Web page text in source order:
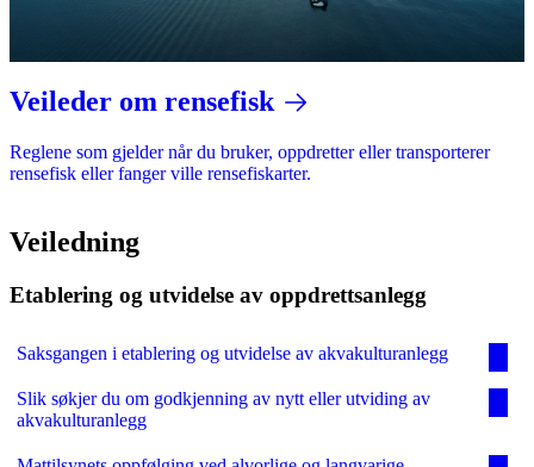
Veileder om rensefisk
Reglene som gjelder når du bruker, oppdretter eller transporterer
rensefisk eller fanger ville rensefiskarter.
Veiledning
Etablering og utvidelse av oppdrettsanlegg
Saksgangen i etablering og utvidelse av akvakulturanlegg
Slik søkjer du om godkjenning av nytt eller utviding av
akvakulturanlegg